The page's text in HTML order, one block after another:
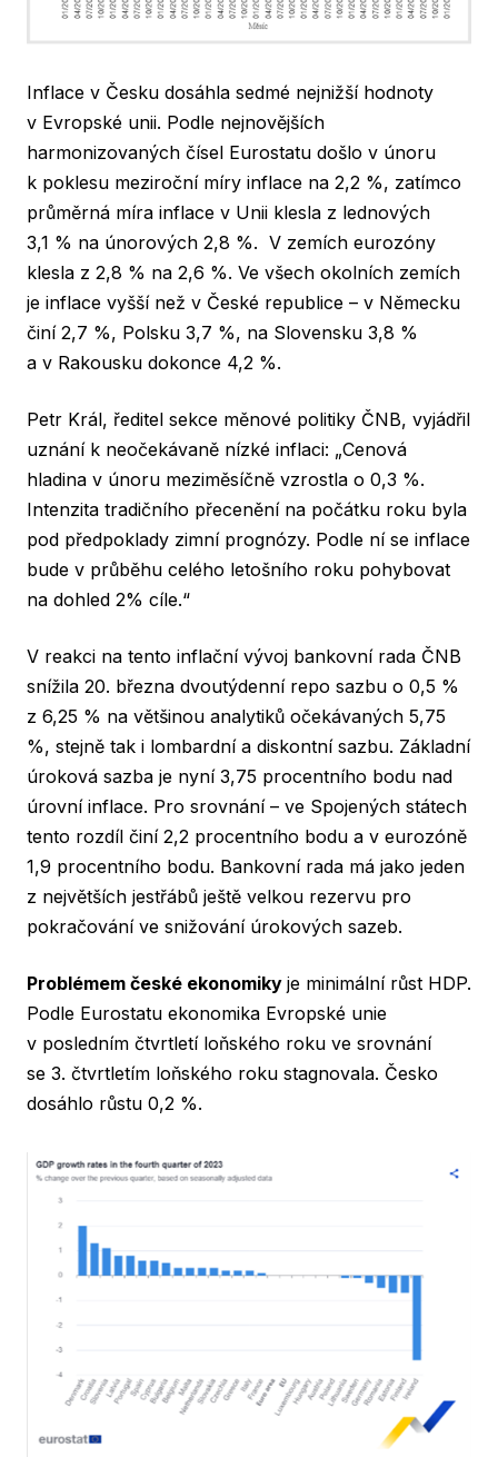
Inflace v Česku dosáhla sedmé nejnižší hodnoty
v Evropské unii. Podle nejnovějších
harmonizovaných čísel Eurostatu došlo v únoru
k poklesu meziroční míry inflace na 2,2 %, zatímco
průměrná míra inflace v Unii klesla z lednových
3,1 % na únorových 2,8 %. V zemích eurozóny
klesla z 2,8 % na 2,6 %. Ve všech okolních zemích
je inflace vyšší než v České republice – v Německu
činí 2,7 %, Polsku 3,7 %, na Slovensku 3,8 %
a v Rakousku dokonce 4,2 %.
Petr Král, ředitel sekce měnové politiky ČNB, vyjádřil
uznání k neočekávaně nízké inflaci: „Cenová
hladina v únoru meziměsíčně vzrostla o 0,3 %.
Intenzita tradičního přecenění na počátku roku byla
pod předpoklady zimní prognózy. Podle ní se inflace
bude v průběhu celého letošního roku pohybovat
na dohled 2% cíle.“
V reakci na tento inflační vývoj bankovní rada ČNB
snížila 20. března dvoutýdenní repo sazbu o 0,5 %
z 6,25 % na většinou analytiků očekávaných 5,75
%, stejně tak i lombardní a diskontní sazbu. Základní
úroková sazba je nyní 3,75 procentního bodu nad
úrovní inflace. Pro srovnání – ve Spojených státech
tento rozdíl činí 2,2 procentního bodu a v eurozóně
1,9 procentního bodu. Bankovní rada má jako jeden
z největších jestřábů ještě velkou rezervu pro
pokračování ve snižování úrokových sazeb.
Problémem české ekonomiky je minimální růst HDP.
Podle Eurostatu ekonomika Evropské unie
v posledním čtvrtletí loňského roku ve srovnání
se 3. čtvrtletím loňského roku stagnovala. Česko
dosáhlo růstu 0,2 %.